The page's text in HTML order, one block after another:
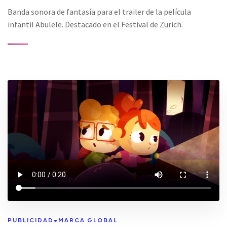
Banda sonora de fantasía para el trailer de la película
infantil Abulele. Destacado en el Festival de Zurich.
PUBLICIDAD • MARCA GLOBAL